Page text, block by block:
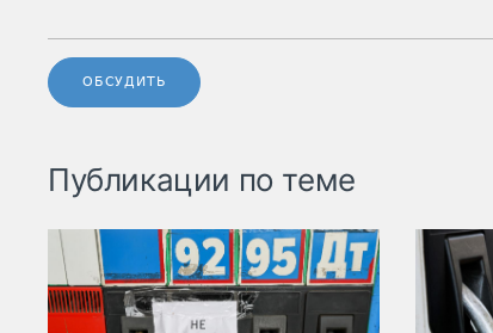
ОБСУДИТЬ
Публикации по теме